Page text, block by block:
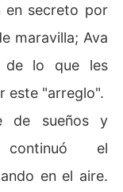
en secreto por
maravilla; Ava
de lo que les
este "arreglo".
de sueños y
continuó el
en el aire.